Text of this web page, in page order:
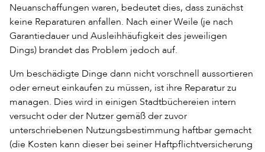
Neuanschaffungen waren, bedeutet dies, dass zunächst
keine Reparaturen anfallen. Nach einer Weile (je nach
Garantiedauer und Ausleihhäufigkeit des jeweiligen
Dings) brandet das Problem jedoch auf.
Um beschädigte Dinge dann nicht vorschnell aussortieren
oder erneut einkaufen zu müssen, ist ihre Reparatur zu
managen. Dies wird in einigen Stadtbüchereien intern
versucht oder der Nutzer gemäß der zuvor
unterschriebenen Nutzungsbestimmung haftbar gemacht
(die Kosten kann dieser bei seiner Haftpflichtversicherung